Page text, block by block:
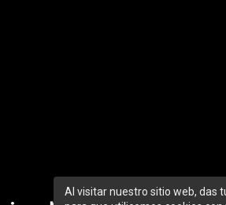
Al visitar nuestro sitio web, das